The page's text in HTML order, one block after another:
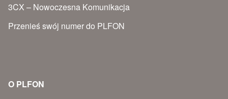
3CX – Nowoczesna Komunikacja
Przenieś swój numer do PLFON
O PLFON